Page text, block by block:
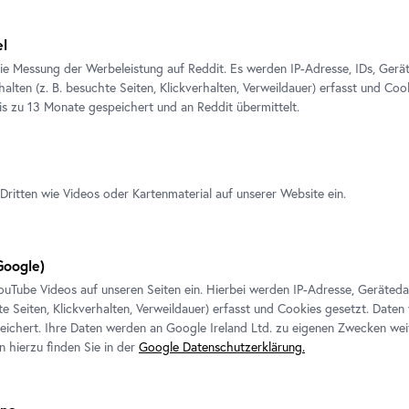
Ausstellungen
Messung der Werbeleistung auf Reddit. Es werden IP-Adresse, IDs,
(z. B. besuchte Seiten, Klickverhalten, Verweildauer) erfasst und
zu 13 Monate gespeichert und an Reddit übermittelt.
wie Videos oder Kartenmaterial auf unserer Website ein.
Videos auf unseren Seiten ein. Hierbei werden IP-Adresse,
Seiten, Klickverhalten, Verweildauer) erfasst und Cookies gesetzt.
Ihre Daten werden an Google Ireland Ltd. zu eigenen Zwecken
hierzu finden Sie in der Google Datenschutzerklärung.